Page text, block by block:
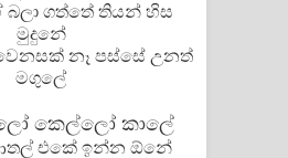
බලා ගත්තේ තියන් හිස
මුදුනේ
නෑ පස්සේ උනත්
මගුලේ
කෙල්ලෝ කාලේ
එකේ ඉන්න ඕනේ